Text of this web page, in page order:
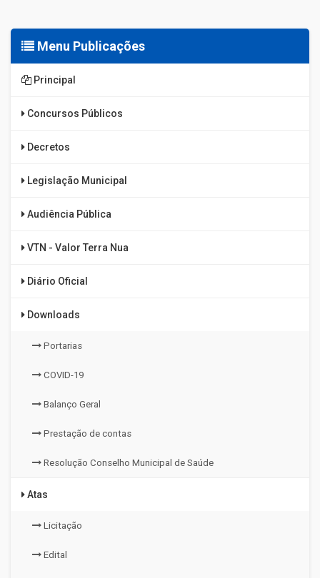
Menu Publicações
Principal
Concursos Públicos
Decretos
Legislação Municipal
Audiência Pública
VTN - Valor Terra Nua
Diário Oficial
Downloads
Portarias
COVID-19
Balanço Geral
Prestação de contas
Resolução Conselho Municipal de Saúde
Atas
Licitação
Edital